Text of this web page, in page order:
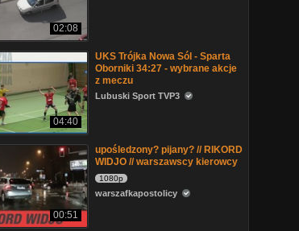
02:08
04:40
UKS Trójka Nowa Sól - Sparta
Oborniki 34:27 - wybrane akcje
z meczu
Lubuski Sport TVP3
00:51
upośledzony? pijany? // RIKORD
WIDJO // warszawscy kierowcy
1080p
warszafkapostolicy